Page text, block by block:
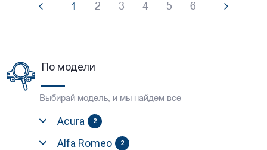
1 2 3 4 5 6
По модели
Выбирай модель, и мы найдем все
Acura 2
Alfa Romeo 2